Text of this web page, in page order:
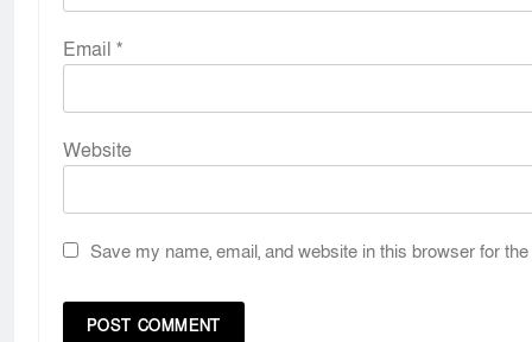
Email *
Website
Save my name, email, and website in this browser for